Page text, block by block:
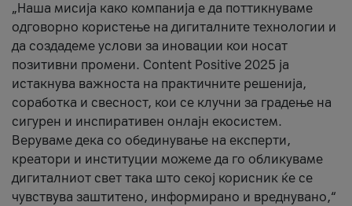
„Наша мисија како компанија е да поттикнуваме
одговорно користење на дигиталните технологии и
да создадеме услови за иновации кои носат
позитивни промени. Content Positive 2025 ја
истакнува важноста на практичните решенија,
соработка и свесност, кои се клучни за градење на
сигурен и инспиративен онлајн екосистем.
Веруваме дека со обединување на експерти,
креатори и институции можеме да го обликуваме
дигиталниот свет така што секој корисник ќе се
чувствува заштитено, информирано и вреднувано,“